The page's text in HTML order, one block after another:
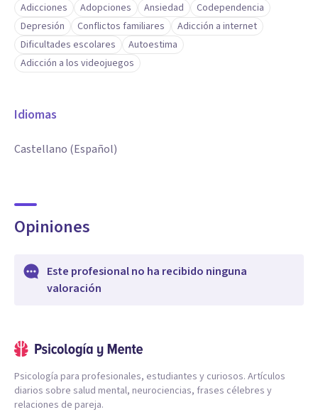
Adicciones Adopciones Ansiedad
Codependencia
Depresión
Conflictos familiares
Adicción a internet
Dificultades escolares
Autoestima
Adicción a los videojuegos
Idiomas
Castellano (Español)
Opiniones
Este profesional no ha recibido ninguna
valoración
Psicología para profesionales, estudiantes y curiosos. Artículos
diarios sobre salud mental, neurociencias, frases célebres y
relaciones de pareja.